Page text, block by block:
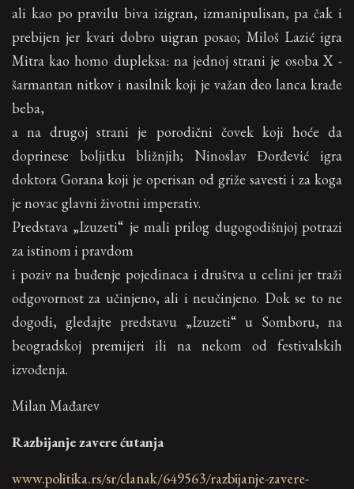
ali kao po pravilu biva izigran, izmanipulisan, pa čak i
prebijen jer kvari dobro uigran posao; Miloš Lazić igra
Mitra kao homo dupleksa: na jednoj strani je osoba X -
šarmantan nitkov i nasilnik koji je važan deo lanca krađe
beba,
a na drugoj strani je porodični čovek koji hoće da
doprinese boljitku bližnjih; Ninoslav Đorđević igra
doktora Gorana koji je operisan od griže savesti i za koga
je novac glavni životni imperativ.
Predstava „Izuzeti“ je mali prilog dugogodišnjoj potrazi
za istinom i pravdom
i poziv na buđenje pojedinaca i društva u celini jer traži
odgovornost za učinjeno, ali i neučinjeno. Dok se to ne
dogodi, gledajte predstavu „Izuzeti“ u Somboru, na
beogradskoj premijeri ili na nekom od festivalskih
izvođenja.
Milan Mađarev
Razbijanje zavere ćutanja
www.politika.rs/sr/clanak/649563/razbijanje-zavere-